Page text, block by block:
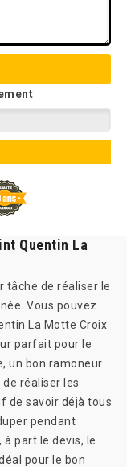
Quentin La
tâche de réaliser le
Vous pouvez
La Motte Croix
parfait pour le
un bon ramoneur
réaliser les
de savoir déjà tous
pendant
à part le devis, le
pour le bon